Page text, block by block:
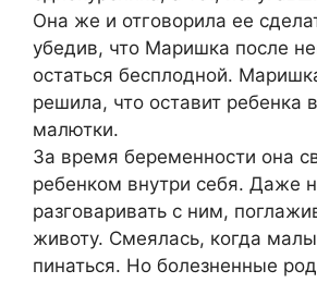
Она же и отговорила ее
убедив, что Маришка после
остаться бесплодной.
решила, что оставит ребенка
малютки.
За время беременности она
ребенком внутри себя. Даже
разговаривать с ним,
животу. Смеялась, когда
пинаться. Но болезненные